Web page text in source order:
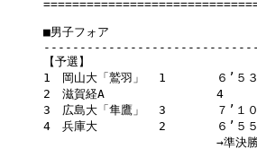
■男子フォア
【予選】
1　岡山大「鷲羽」	1	６’５３”６０
2　滋賀経A		4	７’４９”００
3　広島大「隼鷹」	3	７’１０”５８
4　兵庫大		2	６’５５”０４